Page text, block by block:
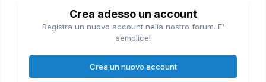
Crea adesso un account
Registra un nuovo account nella nostro forum. E'
semplice!
Crea un nuovo account